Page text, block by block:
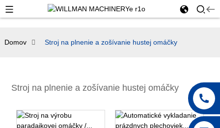
Domov Stroj na plnenie a zošívanie hustej omáčky
Stroj na plnenie a zošívanie hustej omáčky